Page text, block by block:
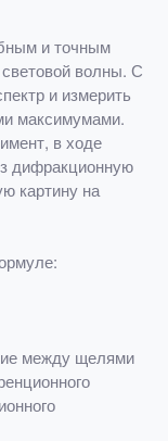
и точным
волны. С
и измерить
максимумами.
в ходе
дифракционную
картину на
между щелями